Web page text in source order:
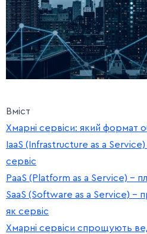
Вміст
Хмарні сервіси: який формат
IaaS (Infrastructure as a
сервіс
PaaS (Platform as a Service) –
SaaS (Software as a Service) –
як сервіс
Хмарні сервіси спрощують